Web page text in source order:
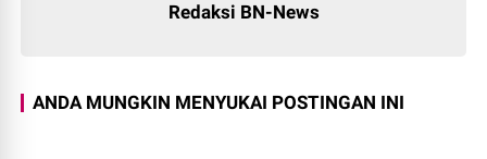
Redaksi BN-News
ANDA MUNGKIN MENYUKAI POSTINGAN INI